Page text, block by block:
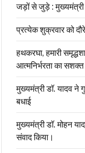
जड़ों से जुड़े : मुख्यमंत्री
प्रत्येक शुक्रवार को
हथकरघा, हमारी
आत्मनिर्भरता का
मुख्यमंत्री डॉ. यादव ने
बधाई
मुख्यमंत्री डॉ. मोहन
संवाद किया।